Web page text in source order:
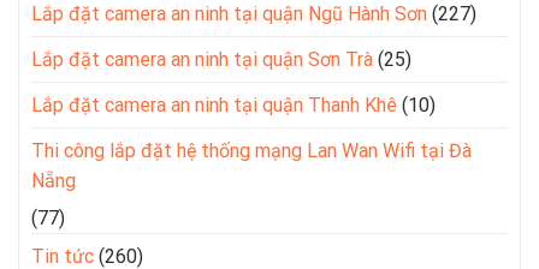
Lắp đặt camera an ninh tại quận Ngũ Hành Sơn (227)
Lắp đặt camera an ninh tại quận Sơn Trà (25)
Lắp đặt camera an ninh tại quận Thanh Khê (10)
Thi công lắp đặt hệ thống mạng Lan Wan Wifi tại Đà
Nẵng
(77)
Tin tức (260)